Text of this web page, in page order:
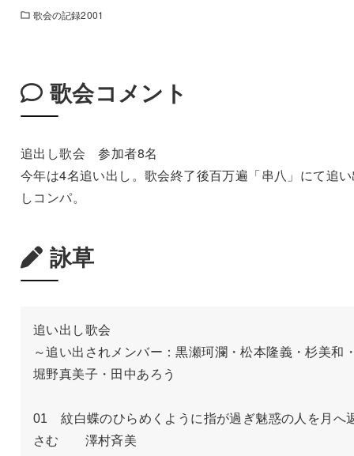
歌会の記録2001
歌会コメント
追出し歌会 参加者8名
今年は4名追い出し。歌会終了後百万遍「串八」にて追
しコンパ。
詠草
追い出し歌会
～追い出されメンバー：黒瀬珂瀾・松本隆義・杉美和
堀野真美子・田中あろう
01　紋白蝶のひらめくように指が過ぎ魅惑の人を月へ
さむ　　澤村斉美